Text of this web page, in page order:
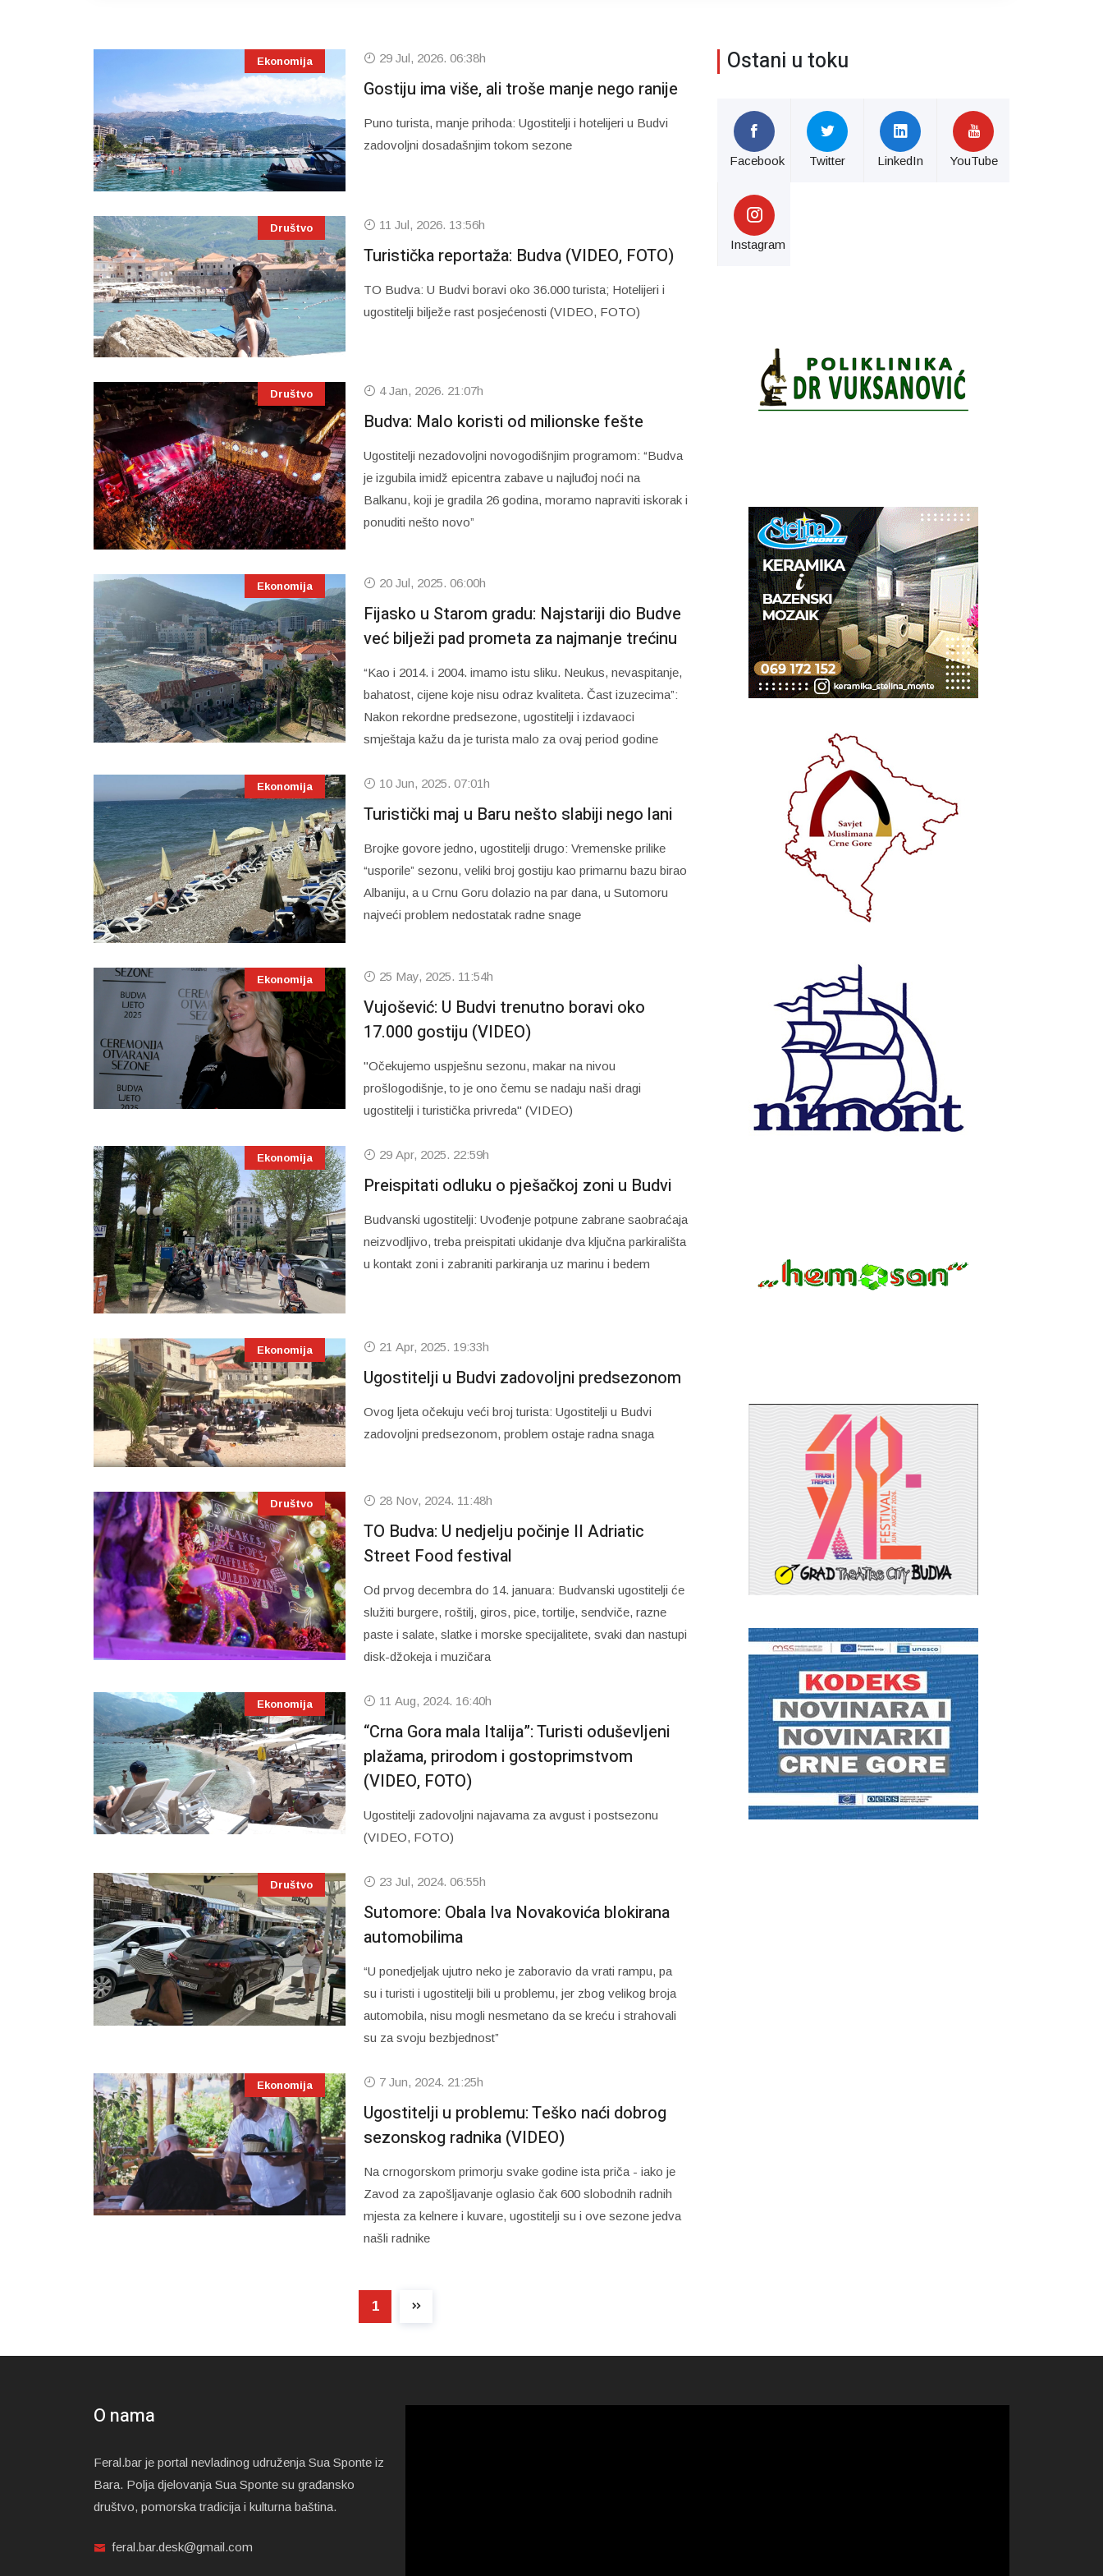
Ekonomija 29 Jul, 2026. 06:38h
Gostiju ima više, ali troše manje nego ranije
Puno turista, manje prihoda: Ugostitelji i hotelijeri u Budvi
zadovoljni dosadašnjim tokom sezone
Društvo 11 Jul, 2026. 13:56h
Turistička reportaža: Budva (VIDEO, FOTO)
TO Budva: U Budvi boravi oko 36.000 turista; Hotelijeri i
ugostitelji bilježe rast posjećenosti (VIDEO, FOTO)
Društvo 4 Jan, 2026. 21:07h
Budva: Malo koristi od milionske fešte
Ugostitelji nezadovoljni novogodišnjim programom: “Budva
je izgubila imidž epicentra zabave u najluđoj noći na
Balkanu, koji je gradila 26 godina, moramo napraviti iskorak i
ponuditi nešto novo”
Ekonomija 20 Jul, 2025. 06:00h
Fijasko u Starom gradu: Najstariji dio Budve
već bilježi pad prometa za najmanje trećinu
“Kao i 2014. i 2004. imamo istu sliku. Neukus, nevaspitanje,
bahatost, cijene koje nisu odraz kvaliteta. Čast izuzecima”:
Nakon rekordne predsezone, ugostitelji i izdavaoci
smještaja kažu da je turista malo za ovaj period godine
Ekonomija 10 Jun, 2025. 07:01h
Turistički maj u Baru nešto slabiji nego lani
Brojke govore jedno, ugostitelji drugo: Vremenske prilike
“usporile” sezonu, veliki broj gostiju kao primarnu bazu birao
Albaniju, a u Crnu Goru dolazio na par dana, u Sutomoru
najveći problem nedostatak radne snage
Ekonomija 25 May, 2025. 11:54h
Vujošević: U Budvi trenutno boravi oko
17.000 gostiju (VIDEO)
"Očekujemo uspješnu sezonu, makar na nivou
prošlogodišnje, to je ono čemu se nadaju naši dragi
ugostitelji i turistička privreda" (VIDEO)
Ekonomija 29 Apr, 2025. 22:59h
Preispitati odluku o pješačkoj zoni u Budvi
Budvanski ugostitelji: Uvođenje potpune zabrane saobraćaja
neizvodljivo, treba preispitati ukidanje dva ključna parkirališta
u kontakt zoni i zabraniti parkiranja uz marinu i bedem
Ekonomija 21 Apr, 2025. 19:33h
Ugostitelji u Budvi zadovoljni predsezonom
Ovog ljeta očekuju veći broj turista: Ugostitelji u Budvi
zadovoljni predsezonom, problem ostaje radna snaga
Društvo 28 Nov, 2024. 11:48h
TO Budva: U nedjelju počinje II Adriatic
Street Food festival
Od prvog decembra do 14. januara: Budvanski ugostitelji će
služiti burgere, roštilj, giros, pice, tortilje, sendviče, razne
paste i salate, slatke i morske specijalitete, svaki dan nastupi
disk-džokeja i muzičara
Ekonomija 11 Aug, 2024. 16:40h
“Crna Gora mala Italija”: Turisti oduševljeni
plažama, prirodom i gostoprimstvom
(VIDEO, FOTO)
Ugostitelji zadovoljni najavama za avgust i postsezonu
(VIDEO, FOTO)
Društvo 23 Jul, 2024. 06:55h
Sutomore: Obala Iva Novakovića blokirana
automobilima
“U ponedjeljak ujutro neko je zaboravio da vrati rampu, pa
su i turisti i ugostitelji bili u problemu, jer zbog velikog broja
automobila, nisu mogli nesmetano da se kreću i strahovali
su za svoju bezbjednost”
Ekonomija 7 Jun, 2024. 21:25h
Ugostitelji u problemu: Teško naći dobrog
sezonskog radnika (VIDEO)
Na crnogorskom primorju svake godine ista priča - iako je
Zavod za zapošljavanje oglasio čak 600 slobodnih radnih
mjesta za kelnere i kuvare, ugostitelji su i ove sezone jedva
našli radnike
1
Ostani u toku
Facebook Twitter LinkedIn YouTube
Instagram
O nama
Feral.bar je portal nevladinog udruženja Sua Sponte iz
Bara. Polja djelovanja Sua Sponte su građansko
društvo, pomorska tradicija i kulturna baština.
feral.bar.desk@gmail.com